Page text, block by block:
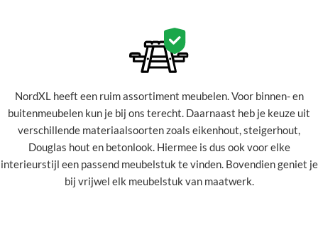
NordXL heeft een ruim assortiment meubelen. Voor binnen- en
buitenmeubelen kun je bij ons terecht. Daarnaast heb je keuze uit
verschillende materiaalsoorten zoals eikenhout, steigerhout,
Douglas hout en betonlook. Hiermee is dus ook voor elke
interieurstijl een passend meubelstuk te vinden. Bovendien geniet je
bij vrijwel elk meubelstuk van maatwerk.